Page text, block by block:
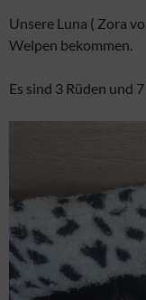
Unsere Luna ( Zora
Welpen bekommen.
Es sind 3 Rüden und